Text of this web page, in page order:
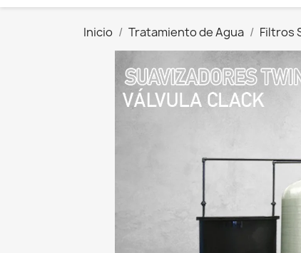
Inicio Tratamiento de Agua Filtros